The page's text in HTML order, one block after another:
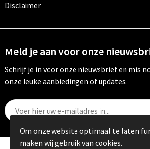
Disclaimer
Meld je aan voor onze
Schrijf je in voor onze nieuwsbrief en mis
onze leuke aanbiedingen of updates.
Om onze website optimaal te laten
maken wij gebruik van cookies.